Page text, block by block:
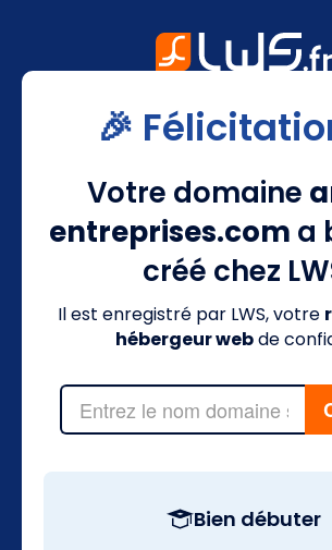
🎉
Votre domaine
entreprises.com a
créé chez
Il est enregistré par LWS, votre
hébergeur webde
Bien débuter